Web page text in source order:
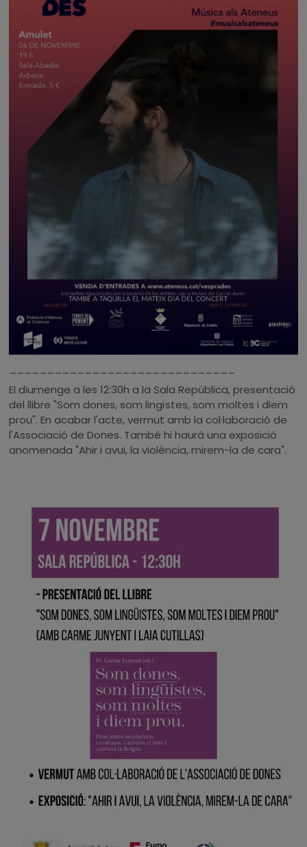
El diumenge a les 12:30h a la Sala República, presentació
del llibre "Som dones, som lingïstes, som moltes i diem
prou". En acabar l'acte, vermut amb la col·laboració de
l'Associació de Dones. També hi haurà una exposició
anomenada "Ahir i avui, la violència, mirem-la de cara".